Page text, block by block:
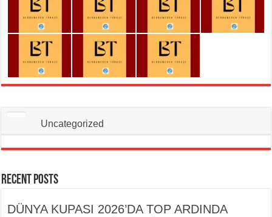
Uncategorized
Recent Posts
DÜNYA KUPASI 2026’DA TOP ARDINDA